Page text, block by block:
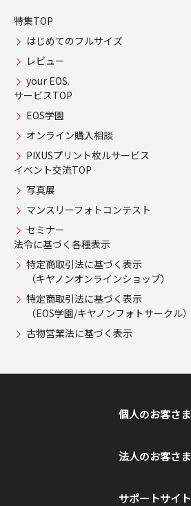
特集TOP
はじめてのフルサイズ
レビュー
your EOS.
サービスTOP
EOS学園
オンライン購入相談
PIXUSプリント枚ルサービス
イベント交流TOP
写真展
マンスリーフォトコンテスト
セミナー
法令に基づく各種表示
特定商取引法に基づく表示
（キヤノンオンラインショップ）
特定商取引法に基づく表示
（EOS学園/キヤノンフォトサークル）
古物営業法に基づく表示
個人のお客さま
法人のお客さま
サポートサイト